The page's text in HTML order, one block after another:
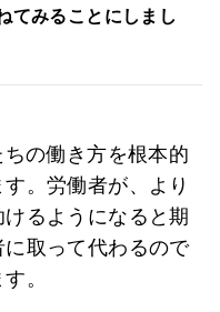
てみることにしまし
の働き方を根本的
。労働者が、より
るようになると期
取って代わるので
。